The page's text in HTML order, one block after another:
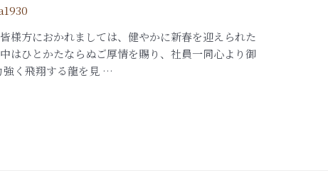
様方におかれましては、健やかに新春を迎えられた
はひとかたならぬご厚情を賜り、社員一同心より御
強く飛翔する龍を見 …